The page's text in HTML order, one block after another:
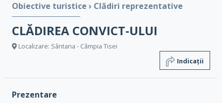
Obiective turistice › Clădiri reprezentative
CLĂDIREA CONVICT-ULUI
Localizare: Sântana - Câmpia Tisei
Indicații
Prezentare